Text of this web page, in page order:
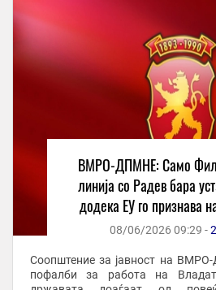
ВМРО-ДПМНЕ: Само
линија со Радев бара
додека ЕУ го признава
Македонија
08/06/2026 09:29 -
Соопштение за јавност на
пофалби за работа на